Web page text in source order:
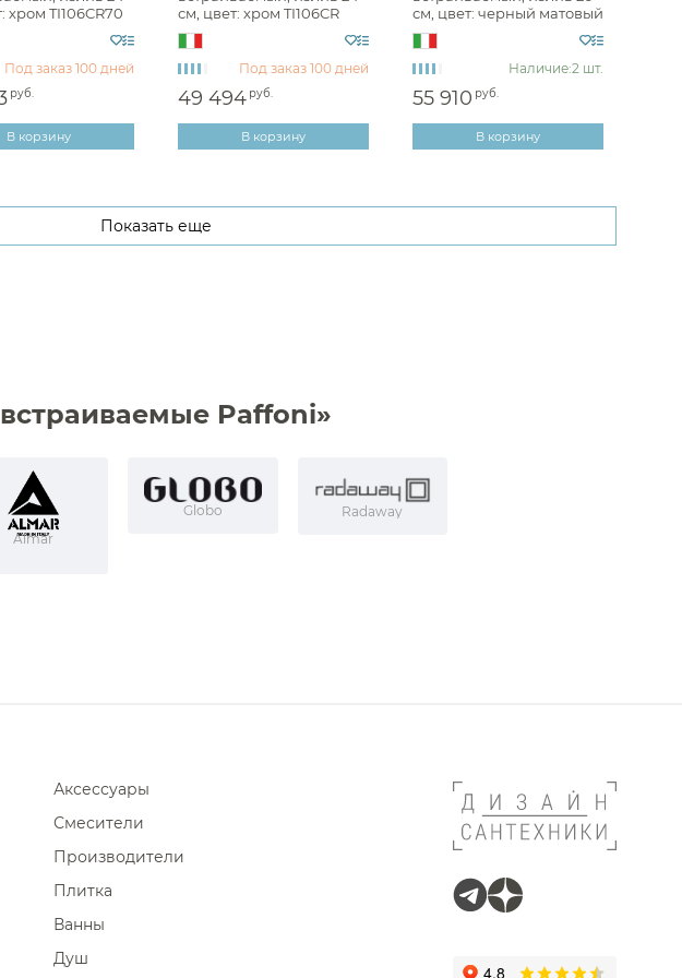
дисков
хром TI106CR70
Под заказ 100 дней
руб.
В корзину
см, цвет: хром TI106CR
Под заказ 100 дней
49 494 руб.
В корзину
см, цвет: черный матовый
TI105NO70
Наличие:2 шт.
55 910 руб.
В корзину
Показать еще
Paffoni»
Almar
Globo Radaway
Аксессуары
Смесители
Производители
Плитка
Ванны
Душ